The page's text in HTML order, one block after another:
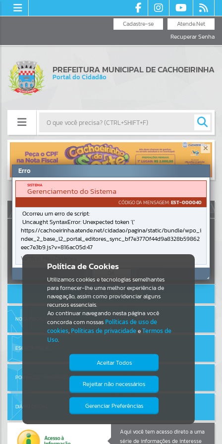
Atende.Net
Cadastre-se
Recuperar Senha
PREFEITURA MUNICIPAL DE CACHOEIRINHA
Portal do Cidadão
Resultados para""
Portais
Por favor, aguarde...
NOTÍCIAS
Por favor, aguarde...
Por favor, aguarde...
SERVIÇOS
Por favor, aguarde...
PÁGINAS
AUTOATENDIMENTO
ACESSAR SEM LOGIN
NOTA FISCAL ELETRÔNICA
ESCRITA FISCAL
PORTAL DA TRANSPARÊNCIA
DIÁRIO OFICIAL
Aqui você tem acesso direto a uma
série de informações de interesse
Política de Cookies
Utilizamos cookies e tecnologias semelhantes
para fornecer-lhe uma melhor experiência de
navegação, assim como providenciar alguns
recursos essenciais.
Ao continuar navegando nesta página você
concorda com nossas Políticas de uso de
cookies, Políticas de privacidadeeTermos de
Uso.
Aceitar Todos
Rejeitar não necessários
Gerenciar Preferências
Isto significa que diversos recursos
providenciados poderão não estar
Erro
SISTEMA
Gerenciamento do Sistema
CÓDIGO DA MENSAGEM:EST-000040
Ocorreu um erro de script:
Uncaught SyntaxError: Unexpected token '('
https://cachoeirinha.atende.net/cidadao/pagina/static/bundle/wpo_i
ndex_2_base_l2_portal_editores_sync_bf7e3770f44d9a8328b59862
eec7e3b9.js?v=816ac05d:47
Verificar Mais Detalhes